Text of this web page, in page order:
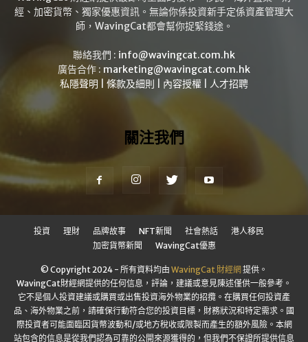
經、加密貨幣、獨家優惠資訊。無論你係投資新手定係資產管理大
師，WavingCat都會幫你捉緊錢途。
聯絡我們 : info@wavingcat.com.hk
廣告合作 : marketing@wavingcat.com.hk
私隱聲明
條款及細則 內容授權 人才招聘
關注我們
投資 理財 品牌故事 NFT新聞 社會熱話
港人移民
加密貨幣新聞
WavingCat優惠
© Copyright 2024 - 所有資料均由 WavingCat 財經網 提供。
WavingCat財經網提供的任何信息，評論，建議或意見陳述僅供一般參考。
它不是個人投資建議或購買或出售投資海外物業的招攬。在購買任何投資產
品、海外物業之前，請確保行動符合您的投資目標，財務狀況和特定需求。國
際投資者可能面臨因貨幣波動和/或地方稅收或限製而產生的額外風險。本網
站包含的信息是從我們認為可靠的公開來源獲得的，但我們不保證所提供信息